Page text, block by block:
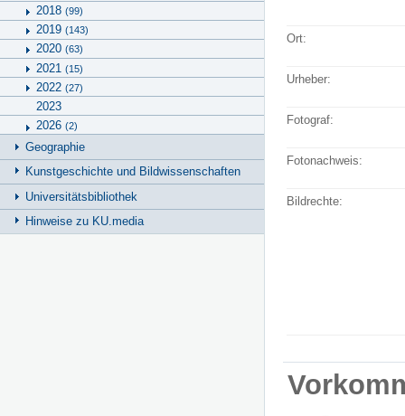
2018 (99)
2019 (143)
2020 (63)
2021 (15)
2022 (27)
2023
2026 (2)
Geographie
Kunstgeschichte und Bildwissenschaften
Universitätsbibliothek
Hinweise zu KU.media
Ort:
Urheber:
Fotograf:
Fotonachweis:
Bildrechte: